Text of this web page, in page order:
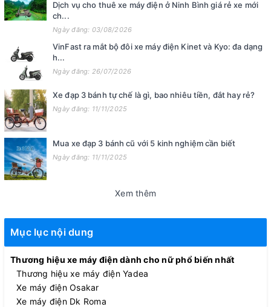
Dịch vụ cho thuê xe máy điện ở Ninh Bình giá rẻ xe mới
ch...
Ngày đăng: 03/08/2026
VinFast ra mắt bộ đôi xe máy điện Kinet và Kyo: đa dạng
h...
Ngày đăng: 26/07/2026
Xe đạp 3 bánh tự chế là gì, bao nhiêu tiền, đắt hay rẻ?
Ngày đăng: 11/11/2025
Mua xe đạp 3 bánh cũ với 5 kinh nghiệm cần biết
Ngày đăng: 11/11/2025
Xem thêm
Mục lục nội dung
Thương hiệu xe máy điện dành cho nữ phổ biến nhất
Thương hiệu xe máy điện Yadea
Xe máy điện Osakar
Xe máy điện Dk Roma